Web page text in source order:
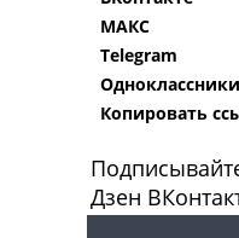
МАКС
Telegram
Одноклассники
Копировать
Дзен